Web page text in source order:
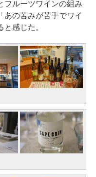
フルーツワインの組み
あの苦みが苦手でワイ
感じた。